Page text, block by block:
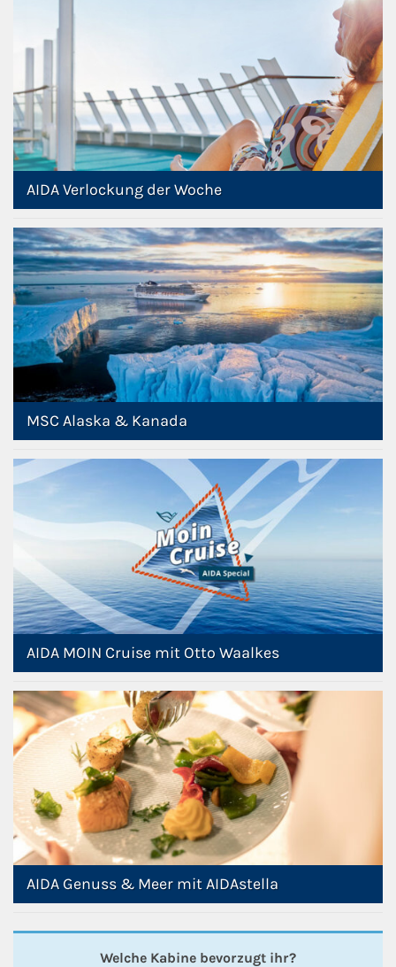
AIDA Verlockung der Woche
MSC Alaska & Kanada
AIDA MOIN Cruise mit Otto Waalkes
AIDA Genuss & Meer mit AIDAstella
Welche Kabine bevorzugt ihr?